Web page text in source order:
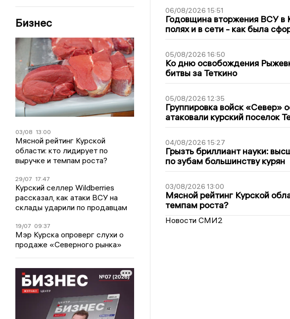
Бизнес
03/08 13:00
Мясной рейтинг Курской
области: кто лидирует по
выручке и темпам роста?
29/07 17:47
Курский селлер Wildberries
рассказал, как атаки ВСУ на
склады ударили по продавцам
19/07 09:37
Мэр Курска опроверг слухи о
продаже «Северного рынка»
06/08/2026 15:51
Годовщина вторжения ВСУ в
полях и в сети - как была
05/08/2026 16:50
Ко дню освобождения
битвы за Теткино
05/08/2026 12:35
Группировка войск «Север»
атаковали курский поселок
04/08/2026 15:27
Грызть бриллиант науки:
по зубам большинству курян
03/08/2026 13:00
Мясной рейтинг Курской
темпам роста?
Новости СМИ2